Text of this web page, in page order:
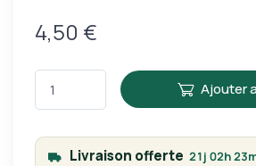
4,50 €
Ajouter
Livraison offerte 21j 02h